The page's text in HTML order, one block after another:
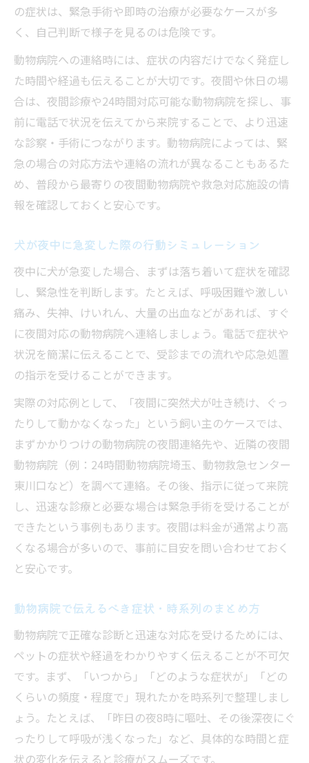
の症状は、緊急手術や即時の治療が必要なケースが多
く、自己判断で様子を見るのは危険です。
動物病院への連絡時には、症状の内容だけでなく発症し
た時間や経過も伝えることが大切です。夜間や休日の場
合は、夜間診療や24時間対応可能な動物病院を探し、事
前に電話で状況を伝えてから来院することで、より迅速
な診察・手術につながります。動物病院によっては、緊
急の場合の対応方法や連絡の流れが異なることもあるた
め、普段から最寄りの夜間動物病院や救急対応施設の情
報を確認しておくと安心です。
犬が夜中に急変した際の行動シミュレーション
夜中に犬が急変した場合、まずは落ち着いて症状を確認
し、緊急性を判断します。たとえば、呼吸困難や激しい
痛み、失神、けいれん、大量の出血などがあれば、すぐ
に夜間対応の動物病院へ連絡しましょう。電話で症状や
状況を簡潔に伝えることで、受診までの流れや応急処置
の指示を受けることができます。
実際の対応例として、「夜間に突然犬が吐き続け、ぐっ
たりして動かなくなった」という飼い主のケースでは、
まずかかりつけの動物病院の夜間連絡先や、近隣の夜間
動物病院（例：24時間動物病院埼玉、動物救急センター
東川口など）を調べて連絡。その後、指示に従って来院
し、迅速な診療と必要な場合は緊急手術を受けることが
できたという事例もあります。夜間は料金が通常より高
くなる場合が多いので、事前に目安を問い合わせておく
と安心です。
動物病院で伝えるべき症状・時系列のまとめ方
動物病院で正確な診断と迅速な対応を受けるためには、
ペットの症状や経過をわかりやすく伝えることが不可欠
です。まず、「いつから」「どのような症状が」「どの
くらいの頻度・程度で」現れたかを時系列で整理しまし
ょう。たとえば、「昨日の夜8時に嘔吐、その後深夜にぐ
ったりして呼吸が浅くなった」など、具体的な時間と症
状の変化を伝えると診療がスムーズです。